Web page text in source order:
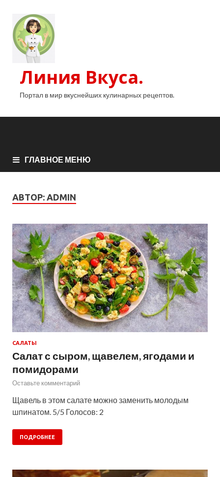
Линия Вкуса.
Портал в мир вкуснейших кулинарных рецептов.
ГЛАВНОЕ МЕНЮ
АВТОР: ADMIN
САЛАТЫ
Салат с сыром, щавелем, ягодами и
помидорами
Оставьте комментарий
Щавель в этом салате можно заменить молодым
шпинатом. 5/5 Голосов: 2
ПОДРОБНЕЕ